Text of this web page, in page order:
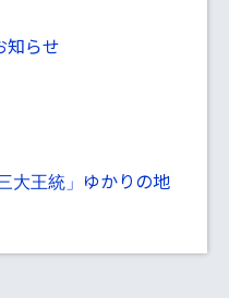
知らせ
大王統」ゆかりの地